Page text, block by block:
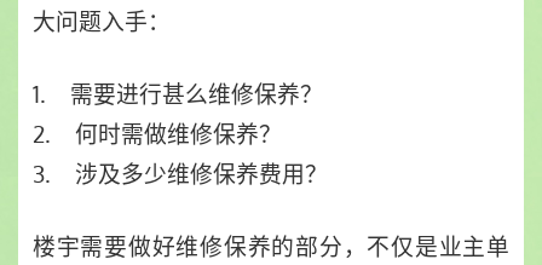
大问题入手：
1. 需要进行甚么维修保养？
2. 何时需做维修保养？
3. 涉及多少维修保养费用？
楼宇需要做好维修保养的部分，不仅是业主单